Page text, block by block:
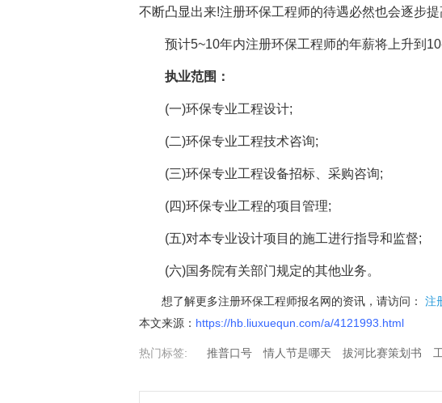
不断凸显出来!注册环保工程师的待遇必然也会逐步提
预计5~10年内注册环保工程师的年薪将上升到10-
执业范围：
(一)环保专业工程设计;
(二)环保专业工程技术咨询;
(三)环保专业工程设备招标、采购咨询;
(四)环保专业工程的项目管理;
(五)对本专业设计项目的施工进行指导和监督;
(六)国务院有关部门规定的其他业务。
想了解更多注册环保工程师报名网的资讯，请访问： 注
本文来源： https://hb.liuxuequn.com/a/4121993.html
热门标签: 推普口号 情人节是哪天 拔河比赛策划书